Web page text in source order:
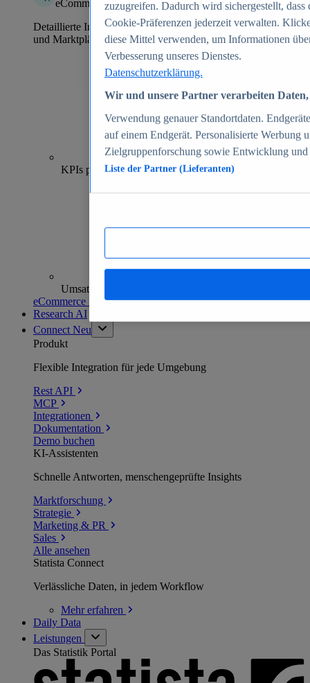
eCommerce Insights
Detaillierte Informationen zu mehr als 39.000 Online-Shops
und Marktplätzen
70+
KPIs pro Shop
Umsatzanalysen und -prognosen
eCommerce Insights entdecken
Research AI
Connect Neu
Produkt
Flexible Integration für jede Umgebung
Rest API
MCP
Integrationen
Dokumentation
Demo buchen
KI-Assistenten
Schnelle Antworten, menschengeprüfte Insights
Marktforschung
Strategie
Marketing & PR
Sales
Alle ansehen
Statista Connect
Verlässliche Daten, in jedem Workflow
Mehrerfahren
Daily Data
Leistungen
Das Statistik Portal
zuzugreifen. Dadurch wird sichergestellt,
Cookie-Präferenzen jederzeit verwalten.
diese Mittel verwenden, um Informationen
Verbesserung unseres Dienstes.
Datenschutzerklärung.
Wir und unsere Partner verarbeiten
Verwendung genauer Standortdaten.
auf einem Endgerät. Personalisierte Werbung
Zielgruppenforschung sowie Entwicklung
Liste der Partner (Lieferanten)